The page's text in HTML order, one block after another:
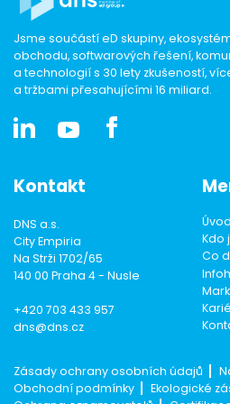
Jsme součástí eD skupiny,
obchodu, softwarových řešení,
a technologií s 30 lety zkušeností,
a tržbami přesahujícími 16 miliard.
Kontakt
DNS a.s.
City Empiria
Na Strži 1702/65
140 00 Praha 4 - Nusle
+420 703 433 957
dns@dns.cz
Úvod
Kdo
Co
Zásady ochrany osobních údajů
Obchodní podmínky
Ekologické